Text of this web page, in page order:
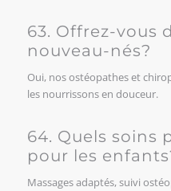
63. Offrez-vous
nouveau-nés?
Oui, nos ostéopathes et
les nourrissons en douceur.
64. Quels soins
pour les
Massages adaptés, suivi